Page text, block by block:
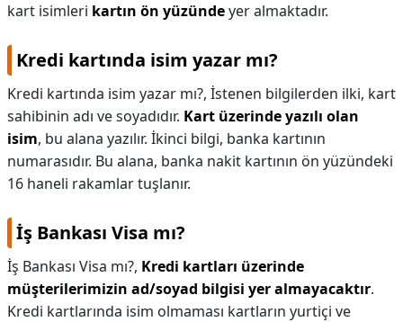
kart isimleri kartın ön yüzündeyer almaktadır.
Kredi kartında isim yazar mı?
Kredi kartında isim yazar mı?, İstenen bilgilerden ilki, kart
sahibinin adı ve soyadıdır. Kart üzerinde yazılı olan
isim, bu alana yazılır. İkinci bilgi, banka kartının
numarasıdır. Bu alana, banka nakit kartının ön yüzündeki
16 haneli rakamlar tuşlanır.
İş Bankası Visa mı?
İş Bankası Visa mı?, Kredi kartları üzerinde
müşterilerimizin ad/soyad bilgisi yer almayacaktır.
Kredi kartlarında isim olmaması kartların yurtiçi ve